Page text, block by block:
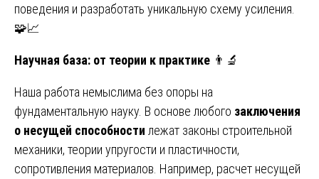
поведения и разработать уникальную схему усиления.
🧩📈
Научная база: от теории к практике 👨🔬
Наша работа немыслима без опоры на
фундаментальную науку. В основе любого заключения
о несущей способности лежат законы строительной
механики, теории упругости и пластичности,
сопротивления материалов. Например, расчет несущей